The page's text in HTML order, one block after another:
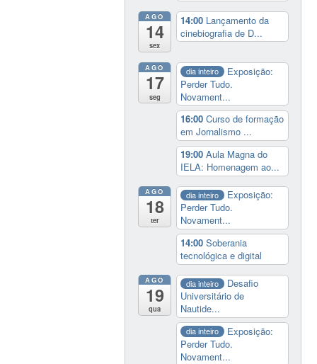
AGO
14
sex
14:00 Lançamento da
cinebiografia de D...
AGO
17
seg
dia inteiro
Exposição:
Perder Tudo.
Novament...
16:00Curso de formação
em Jornalismo ...
19:00Aula Magna do
IELA: Homenagem ao...
AGO
18
ter
dia inteiro
Exposição:
Perder Tudo.
Novament...
14:00Soberania
tecnológica e digital
AGO
19
qua
dia inteiro
Desafio
Universitário de
Nautide...
dia inteiro
Exposição:
Perder Tudo.
Novament...